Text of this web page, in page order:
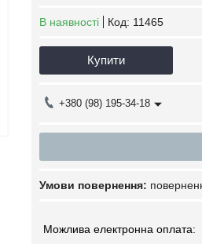
В наявності Код: 11465
Купити
+380 (98) 195-34-18